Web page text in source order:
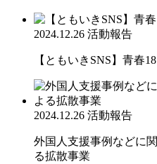
2024.12.26 活動報告
【ともいきSNS】青春
2024.12.26 活動報告
外国人支援事例などに
る拡散事業